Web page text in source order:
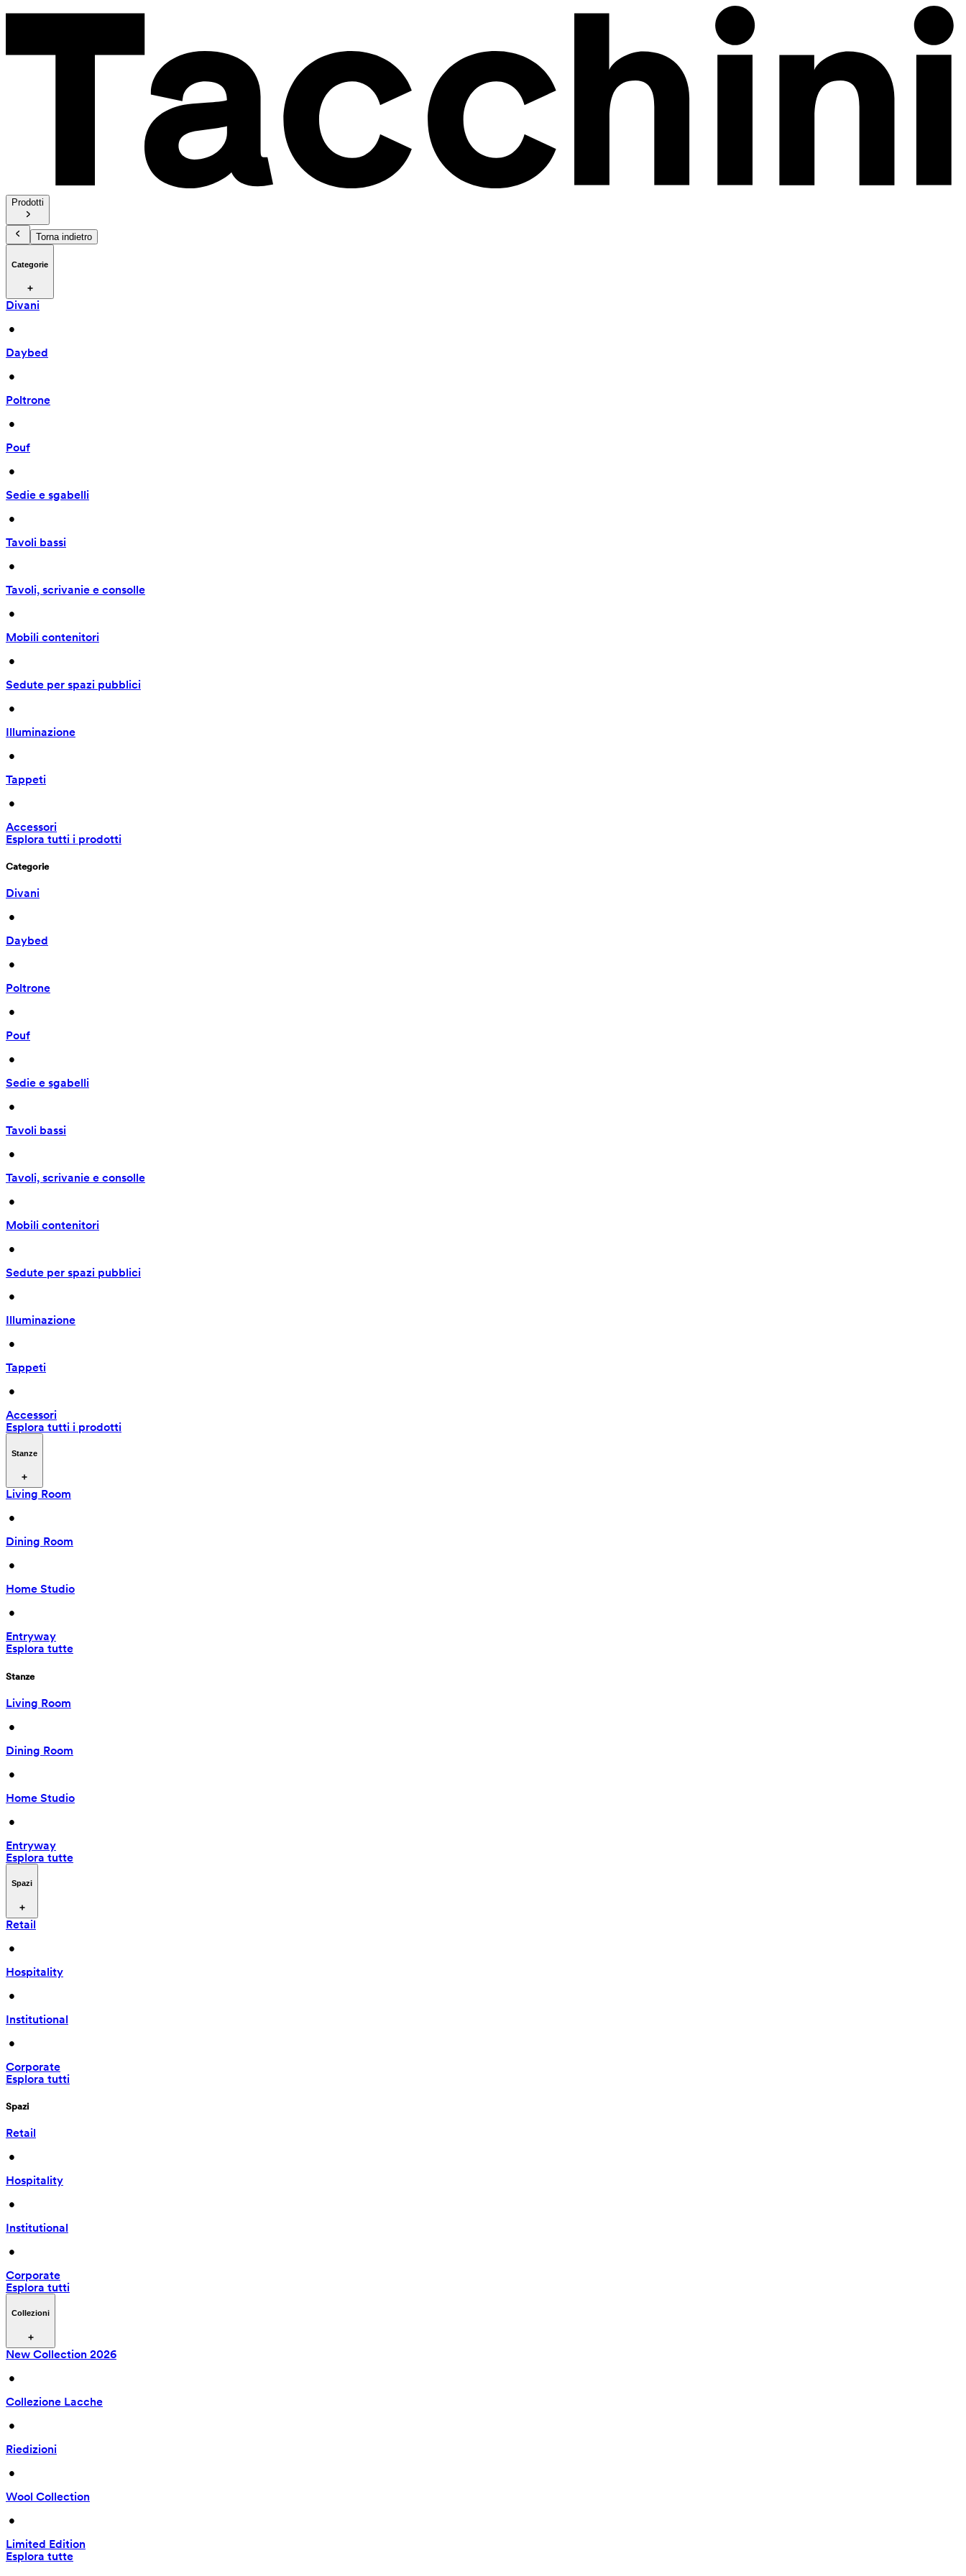
Prodotti
Torna indietro
Categorie
Divani
•
Daybed
•
Poltrone
•
Pouf
•
Sedie e sgabelli
•
Tavoli bassi
•
Tavoli, scrivanie e consolle
•
Mobili contenitori
•
Sedute per spazi pubblici
•
Illuminazione
•
Tappeti
•
Accessori
Esplora tutti i prodotti
Categorie
Divani
•
Daybed
•
Poltrone
•
Pouf
•
Sedie e sgabelli
•
Tavoli bassi
•
Tavoli, scrivanie e consolle
•
Mobili contenitori
•
Sedute per spazi pubblici
•
Illuminazione
•
Tappeti
•
Accessori
Esplora tutti i prodotti
Stanze
Living Room
•
Dining Room
•
Home Studio
•
Entryway
Esplora tutte
Stanze
Living Room
•
Dining Room
•
Home Studio
•
Entryway
Esplora tutte
Spazi
Retail
•
Hospitality
•
Institutional
•
Corporate
Esplora tutti
Spazi
Retail
•
Hospitality
•
Institutional
•
Corporate
Esplora tutti
Collezioni
New Collection 2026
•
Collezione Lacche
•
Riedizioni
•
Wool Collection
•
Limited Edition
Esplora tutte